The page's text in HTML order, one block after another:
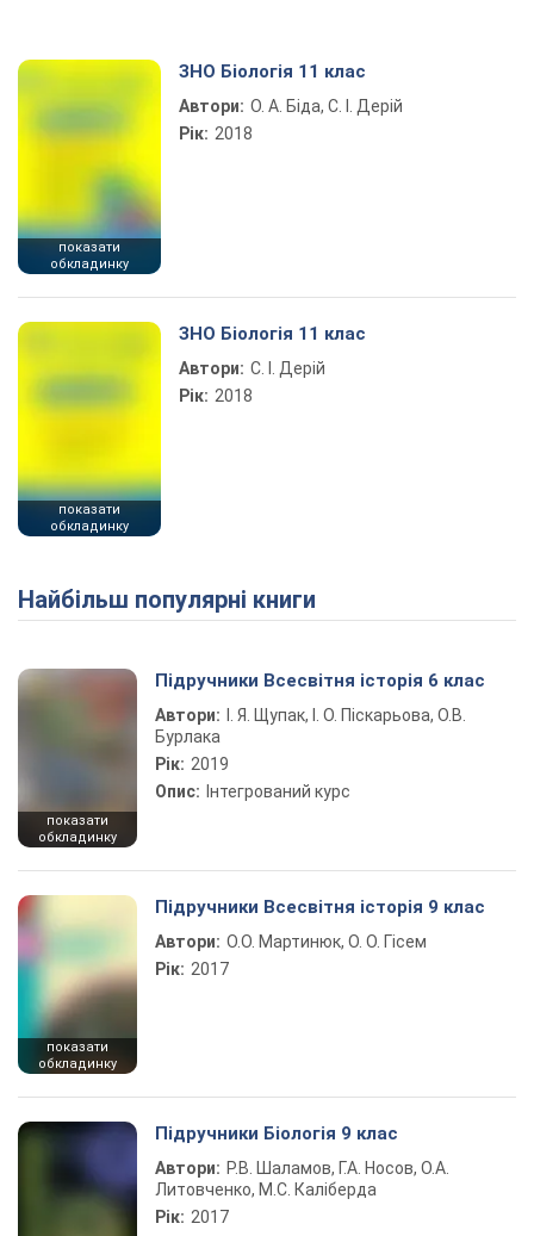
показати
обкладинку
ЗНО Біологія 11 клас
Автори: О. А. Біда, С. І. Дерій
Рік: 2018
показати
обкладинку
ЗНО Біологія 11 клас
Автори: С. І. Дерій
Рік: 2018
Найбільш популярні книги
показати
обкладинку
Підручники Всесвітня історія 6 клас
Автори:
І. Я. Щупак, І. О. Піскарьова, О.В.
Бурлака
Рік: 2019
Опис: Інтегрований курс
показати
обкладинку
Підручники Всесвітня історія 9 клас
Автори: О.О. Мартинюк, О. О. Гісем
Рік: 2017
Підручники Біологія 9 клас
Автори: Р.В. Шаламов, Г.А. Носов, О.А.
Литовченко, М.С. Каліберда
Рік: 2017